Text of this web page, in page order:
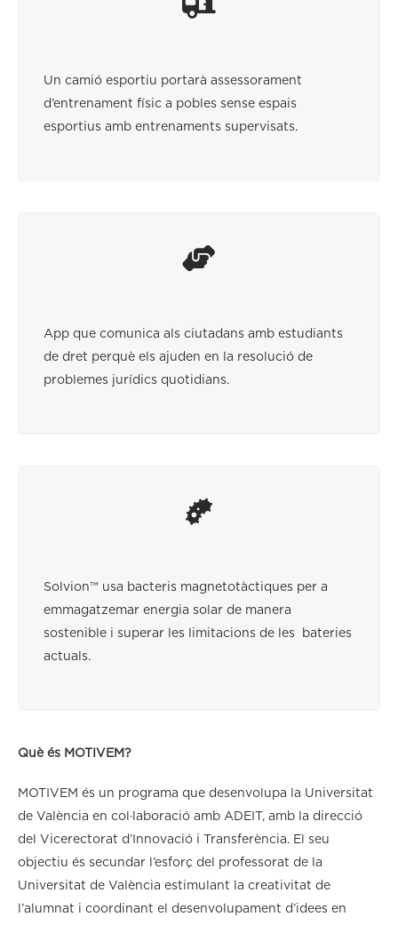
Un camió esportiu portarà assessorament
d’entrenament físic a pobles sense espais
esportius amb entrenaments supervisats.
App que comunica als ciutadans amb estudiants
de dret perquè els ajuden en la resolució de
problemes jurídics quotidians.
Solvion™ usa bacteris magnetotàctiques per a
emmagatzemar energia solar de manera
sostenible i superar les limitacions de les bateries
actuals.
Què és MOTIVEM?
MOTIVEM és un programa que desenvolupa la Universitat
de València en col·laboració amb ADEIT, amb la direcció
del Vicerectorat d’Innovació i Transferència. El seu
objectiu és secundar l’esforç del professorat de la
Universitat de València estimulant la creativitat de
l’alumnat i coordinant el desenvolupament d’idees en